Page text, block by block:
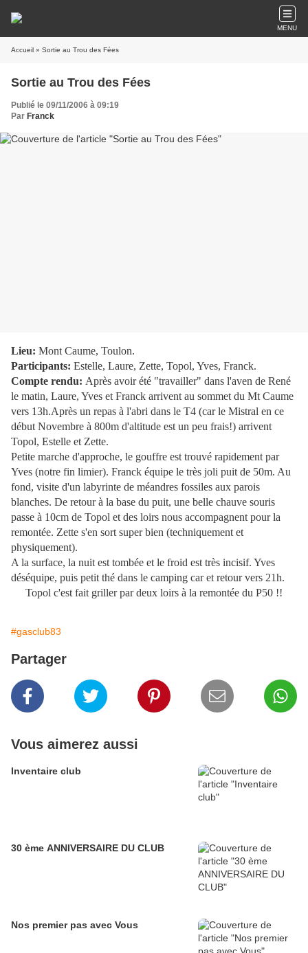
MENU
Accueil » Sortie au Trou des Fées
Sortie au Trou des Fées
Publié le 09/11/2006 à 09:19
Par Franck
Lieu: Mont Caume, Toulon.
Participants: Estelle, Laure, Zette, Topol, Yves, Franck.
Compte rendu: Après avoir été "travailler" dans l'aven de René
le matin, Laure, Yves et Franck arrivent au sommet du Mt Caume
vers 13h.Après un repas à l'abri dans le T4 (car le Mistral en ce
début Novembre à 800m d'altitude est un peu frais!) arrivent
Topol, Estelle et Zette.
Petite marche d'approche, le gouffre est trouvé rapidement par
Yves (notre fin limier). Franck équipe le très joli puit de 50m. Au
fond, visite d'un labyrinte de méandres fossiles aux parois
blanches. De retour à la base du puit, une belle chauve souris
passe à 10cm de Topol et des loirs nous accompagnent pour la
remontée. Zette s'en sort super bien (techniquement et
physiquement).
A la surface, la nuit est tombée et le froid est très incisif. Yves
déséquipe, puis petit thé dans le camping car et retour vers 21h.
Topol c'est fait griller par deux loirs à la remontée du P50 !!
#gasclub83
Partager
Vous aimerez aussi
Inventaire club
30 ème ANNIVERSAIRE DU CLUB
Nos premier pas avec Vous